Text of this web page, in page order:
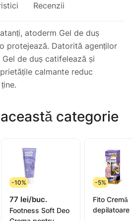
Recenzii
atoderm Gel de duș
protejează. Datorită agenților
de duș catifelează și
calmante reduc
categorie
-10%
77 lei/buc.
Footness Soft Deo
-5%
Fito Cremă
depilatoare